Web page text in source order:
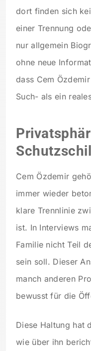
dort finden sich
einer Trennung
nur allgemein
ohne neue
dass Cem
Such- als ein
Cem Özdemir
immer wieder
klare Trennlinie
ist. In Interviews
Familie nicht Teil
sein soll. Dieser
manch anderen
bewusst für die
Diese Haltung hat
wie über ihn